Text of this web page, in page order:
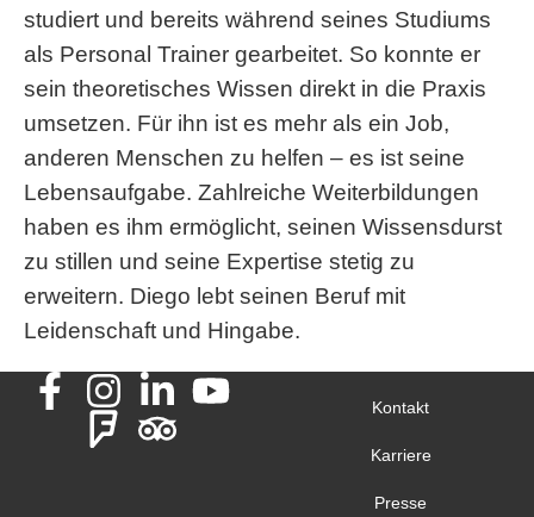
studiert und bereits während seines Studiums
als Personal Trainer gearbeitet. So konnte er
sein theoretisches Wissen direkt in die Praxis
umsetzen. Für ihn ist es mehr als ein Job,
anderen Menschen zu helfen – es ist seine
Lebensaufgabe. Zahlreiche Weiterbildungen
haben es ihm ermöglicht, seinen Wissensdurst
zu stillen und seine Expertise stetig zu
erweitern. Diego lebt seinen Beruf mit
Leidenschaft und Hingabe.
Kontakt
Karriere
Presse